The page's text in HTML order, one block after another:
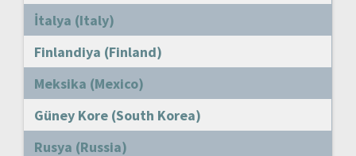
İtalya (Italy)
Finlandiya (Finland)
Meksika (Mexico)
Güney Kore (South Korea)
Rusya (Russia)